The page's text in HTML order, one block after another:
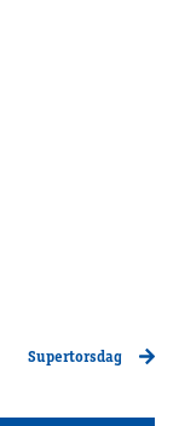
Supertorsdag